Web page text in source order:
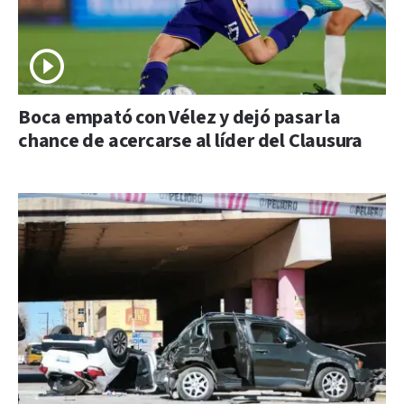
Boca empató con Vélez y dejó pasar la
chance de acercarse al líder del Clausura